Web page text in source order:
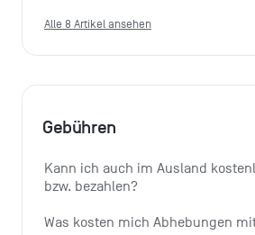
Alle 8 Artikel ansehen
Gebühren
Kann ich auch im Ausland
bzw. bezahlen?
Was kosten mich Abhebungen